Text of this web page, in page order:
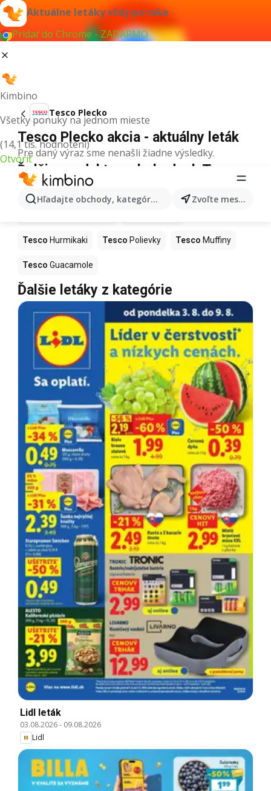
Aktuálne letáky vždy po ruke
Pridať do Chrome - ZADARMO
Kimbino
Všetky ponuky na jednom mieste
(14,1 tis. hodnotení)
Otvoriť
Hľadajte obchody, kategórie, produkty... Zvoľte mesto
Tesco Plecko
Tesco Plecko akcia - aktuálny leták
Pre daný výraz sme nenašli žiadne výsledky.
Ďalšie produkty v obchodoch Tesco
Tesco Hurmikaki Tesco Polievky Tesco Muffiny
Tesco Guacamole
Ďalšie letáky z kategórie
Lidl leták
03.08.2026- 09.08.2026
Lidl